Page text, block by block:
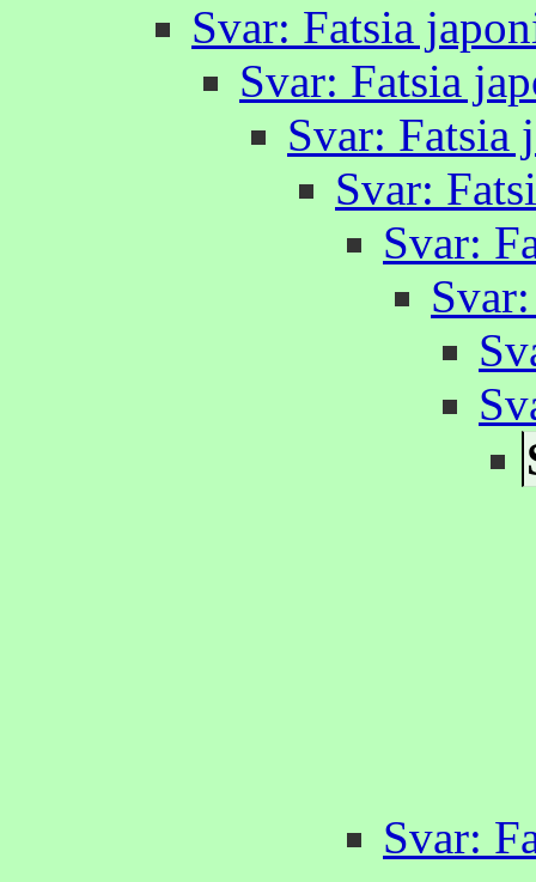
Svar: Fatsia
Svar: Fatsia
Svar: Fatsia
Svar:
Svar:
Svar: